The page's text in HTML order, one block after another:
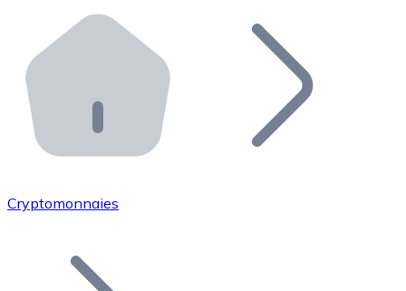
Distributeurs automatiques Bitnovo
Intégrez un ATM Bitnovo dans votre entreprise et
API Bitnovo
Intégrez notre API dans votre écosystème.
Rejoignez notre réseau de distributeurs et
Ajoutez le token de votre projet à notre service
Cryptomonnaies